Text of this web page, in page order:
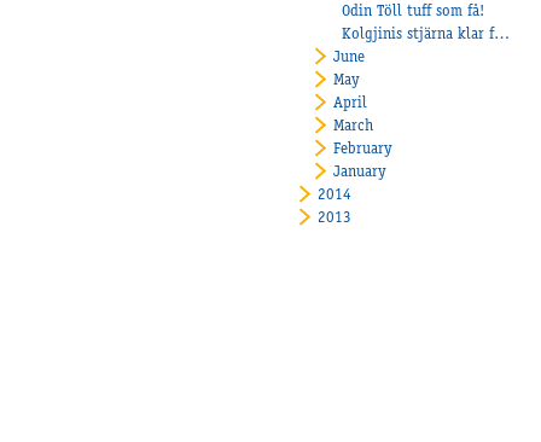
Odin Töll tuff som få!
​Kolgjinis stjärna klar för Åby Stora Pris!
June
May
April
March
February
January
2014
2013